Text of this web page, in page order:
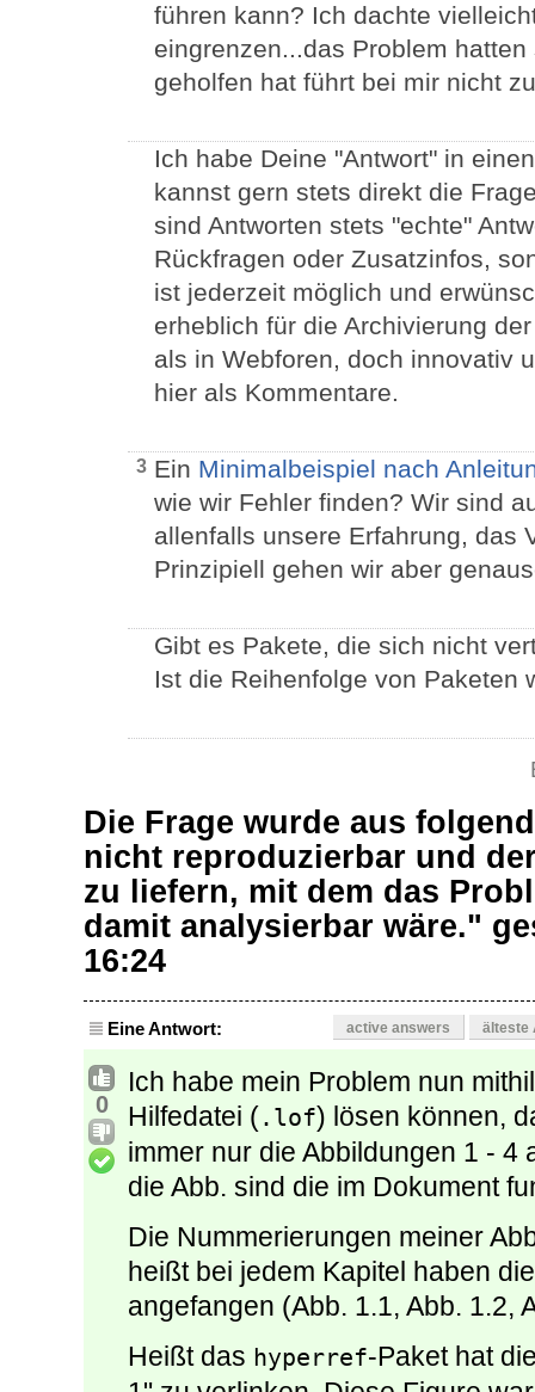
führen kann? Ich dachte
eingrenzen...das Problem
geholfen hat führt bei mir nicht
Ich habe Deine "Antwort" in
kannst gern stets direkt die
sind Antworten stets "echte"
Rückfragen oder Zusatzinfos,
ist jederzeit möglich und
erheblich für die Archivierung
als in Webforen, doch innovativ
hier als Kommentare.
3 Ein Minimalbeispiel nach
wie wir Fehler finden? Wir sind
allenfalls unsere Erfahrung, das
Prinzipiell gehen wir aber
Gibt es Pakete, die sich nicht
Ist die Reihenfolge von Paketen
Die Frage wurde aus
nicht reproduzierbar und
zu liefern, mit dem das
damit analysierbar wäre."
16:24
Eine Antwort: active answers älteste
0
Ich habe mein Problem nun
Hilfedatei (.lof) lösen können,
immer nur die Abbildungen 1 -
die Abb. sind die im Dokument
Die Nummerierungen meiner
heißt bei jedem Kapitel haben
angefangen (Abb. 1.1, Abb. 1.2,
Heißt das hyperref-Paket hat